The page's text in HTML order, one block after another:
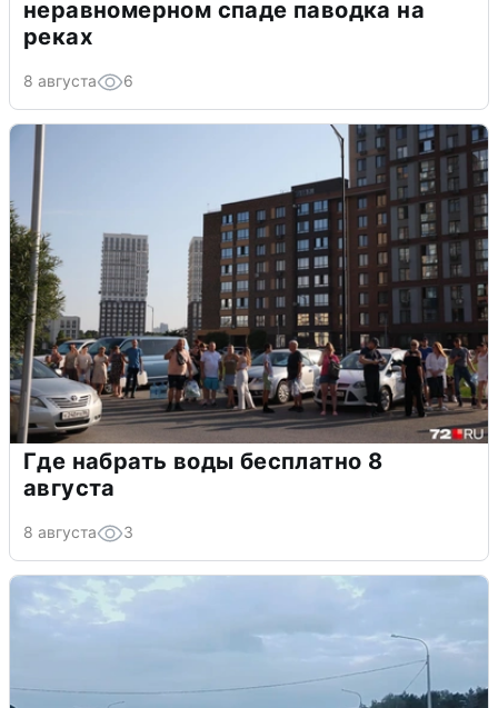
неравномерном спаде паводка на
реках
8 августа 6
Где набрать воды бесплатно 8
августа
8 августа 3